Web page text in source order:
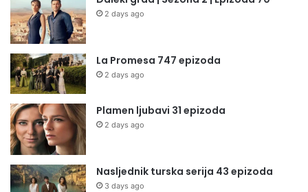
2 days ago
La Promesa 747 epizoda
2 days ago
Plamen ljubavi 31 epizoda
2 days ago
Nasljednik turska serija 43 epizoda
3 days ago